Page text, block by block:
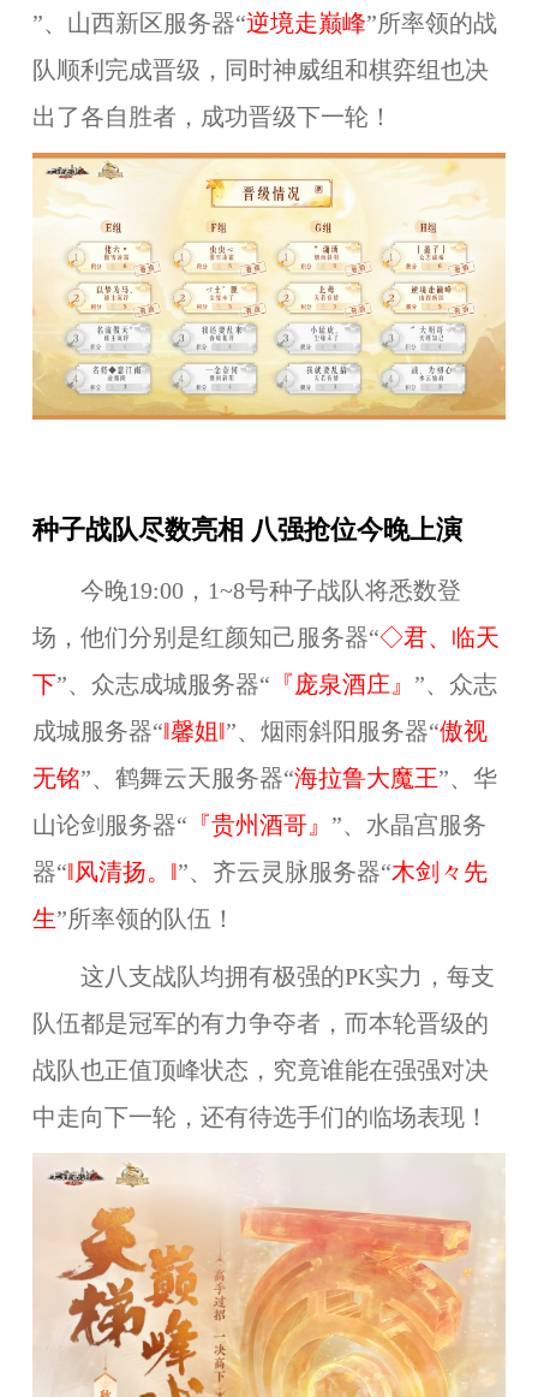
”、 山西新区服务器“逆境走巅峰”所率领的战
队顺利完成晋级，同时神威组和棋弈组也决
出了各自胜者，成功晋级下一轮！
种子战队尽数亮相 八强抢位今晚上演
今晚19:00，1~8号种子战队将悉数登
场，他们分别是红颜知己服务器“◇君、临天
下”、 众志成城服务器“ 『庞泉酒庄』 ”、众志
成城服务器“‖馨姐‖”、 烟雨斜阳 服务器“傲视
无铭”、 鹤舞云天服务器“海拉鲁大魔王”、华
山论剑服务器“ 『贵州酒哥』 ”、水晶宫服务
器“‖风清扬。‖”、 齐云灵脉服务器“木剑々先
生”所率领的队伍！
这八支战队均拥有极强的PK实力，每支
队伍都是冠军的有力争夺者，而本轮晋级的
战队也正值顶峰状态，究竟谁能在强强对决
中走向下一轮，还有待选手们的临场表现！